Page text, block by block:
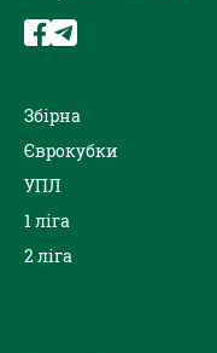
Збірна
Єврокубки
УПЛ
1 ліга
2 ліга